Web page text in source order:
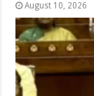
August 10, 2026